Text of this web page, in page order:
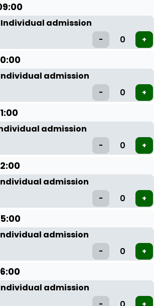
Individual admission
admission
admission
admission
admission
admission